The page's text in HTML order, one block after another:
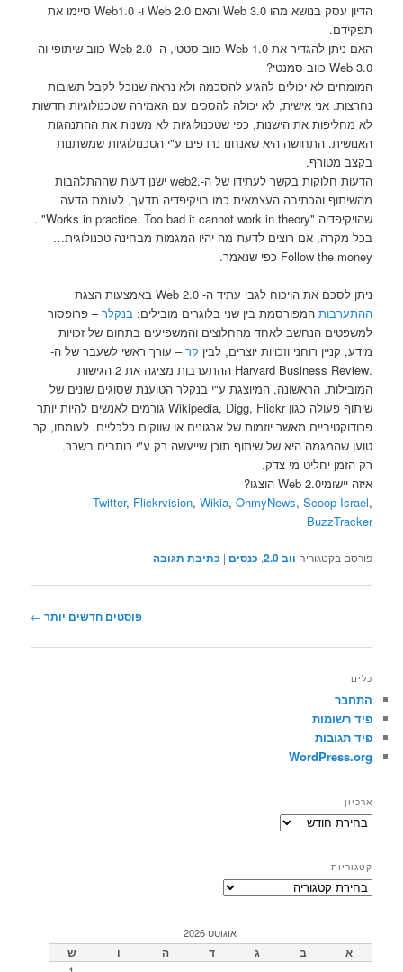
הדיון עסק בנושא מהו 3.0 Web והאם Web 2.0 ו- Web1.0 סיימו את
תפקידם.
האם ניתן להגדיר את Web 1.0 כווב סטטי, ה- Web 2.0 כווב שיתופי וה-
Web 3.0 כווב סמנטי?
המומחים לא יכולים להגיע להסכמה ולא נראה שנוכל לקבל תשובות
נחרצות. אני אישית, לא יכולה להסכים עם האמירה שטכנולוגיות חדשות
לא מחליפות את הישנות, כפי שטכנולוגיות לא משנות את ההתנהגות
האנושית. התחושה היא שאנחנו נרדפים ע"י הטכנולוגיות שמשתנות
בקצב מטורף.
הדעות חלוקות בקשר לעתידו של ה-.web2 ישנן דעות שההתלהבות
מהשיתוף והכתיבה העצמאית כמו בויקיפדיה תדעך, לעומת הדעה
שהויקיפדיה "Works in practice. Too bad it cannot work in theory" .
בכל מקרה, אם רוצים לדעת מה יהיו המגמות מבחינה טכנולוגית…
Follow the money כפי שנאמר.
ניתן לסכם את הויכוח לגבי עתיד ה- Web 2.0 באמצעות הצגת
ההתערבות המפורסמת בין שני בלוגרים מובילים:בנקלר– פרופסור
למשפטים הנחשב לאחד מהחלוצים והמשפיעים בתחום של זכויות
מידע, קניין רוחני וזכויות יוצרים, לבין קר– עורך ראשי לשעבר של ה-
.Harvard Business Review ההתערבות מציגה את 2 הגישות
המובילות. הראשונה, המיוצגת ע"י בנקלר הטוענת שסוגים שונים של
שיתוף פעולה כגון Wikipedia, Digg, Flickr גורמים לאנשים להיות יותר
פרודוקטיביים מאשר יוזמות של ארגונים או שווקים כלכליים. לעומתו, קר
טוען שהמגמה היא של שיתוף תוכן שייעשה רק ע"י כותבים בשכר.
רק הזמן יחליט מי צדק.
איזה יישומי2.0 Web הוצגו?
Twitter, Flickrvision, Wikia, OhmyNews, Scoop Israel,
BuzzTracker
פורסם בקטגוריה ווב 2.0 , כנסים | כתיבת תגובה
פוסטים חדשים יותר ←
כלים
התחבר
פיד רשומות
פיד תגובות
WordPress.org
ארכיון
ארכיון
קטגוריות
קטגוריות
אוגוסט 2026
א ב ג ד ה ו ש